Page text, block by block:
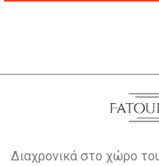
Διαχρονικά στο χώρο